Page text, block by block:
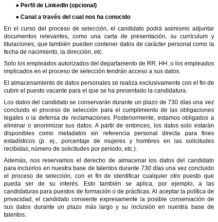
● Perfil de LinkedIn (opcional)
● Canal a través del cual nos ha conocido
En el curso del proceso de selección, el candidato podrá asimismo adjuntar
documentos relevantes, como una carta de presentación, su currículum y
titulaciones, que también pueden contener datos de carácter personal como la
fecha de nacimiento, la dirección, etc.
Solo los empleados autorizados del departamento de RR. HH. o los empleados
implicados en el proceso de selección tendrán acceso a sus datos.
El almacenamiento de datos personales se realiza exclusivamente con el fin de
cubrir el puesto vacante para el que se ha presentado la candidatura.
Los datos del candidato se conservarán durante un plazo de 730 días una vez
concluido el proceso de selección para el cumplimiento de las obligaciones
legales o la defensa de reclamaciones. Posteriormente, estamos obligados a
eliminar o anonimizar sus datos. A partir de entonces, los datos solo estarán
disponibles como metadatos sin referencia personal directa para fines
estadísticos (p. ej., porcentaje de mujeres y hombres en las solicitudes
recibidas, número de solicitudes por período, etc.).
Además, nos reservamos el derecho de almacenar los datos del candidato
para incluirlos en nuestra base de talentos durante 730 días una vez concluido
el proceso de selección, con el fin de identificar cualquier otro puesto que
pueda ser de su interés. Esto también se aplica, por ejemplo, a las
candidaturas para puestos de formación o de prácticas. Al aceptar la política de
privacidad, el candidato consiente expresamente la posible conservación de
sus datos durante un plazo más largo y su inclusión en nuestra base de
talentos.